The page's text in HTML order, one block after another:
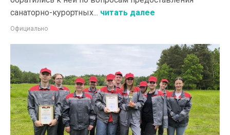
санаторно-курортных... читать далее
Официально